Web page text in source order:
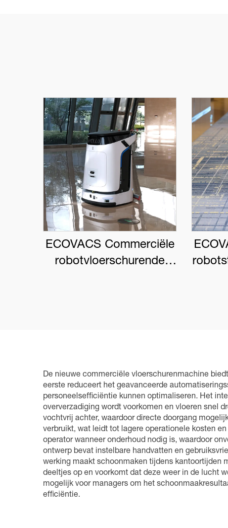
ECOVACS Commerciële
robotvloerschurende
De nieuwe commerciële vloerschurenmachine
eerste reduceert het geavanceerde
personeelsefficiëntie kunnen optimaliseren. Het
oververzadiging wordt voorkomen en vloeren snel
vochtvrij achter, waardoor directe doorgang
verbruikt, wat leidt tot lagere operationele kosten
operator wanneer onderhoud nodig is, waardoor
ontwerp bevat instelbare handvatten en
werking maakt schoonmaken tijdens kantoortijden
deeltjes op en voorkomt dat deze weer in de lucht
mogelijk voor managers om het
efficiëntie.